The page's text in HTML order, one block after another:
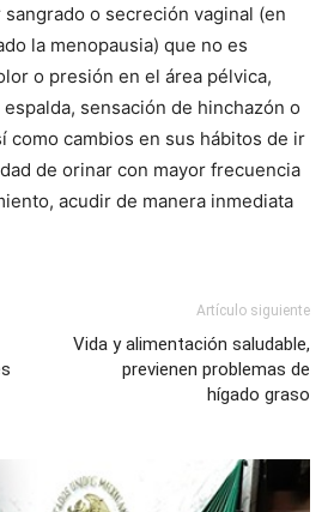
o secreción vaginal (en
la menopausia) que no es
o presión en el área pélvica,
sensación de hinchazón o
como cambios en sus hábitos de ir
de orinar con mayor frecuencia
acudir de manera inmediata
Artículo siguiente
Vida y alimentación saludable,
previenen problemas de
hígado graso